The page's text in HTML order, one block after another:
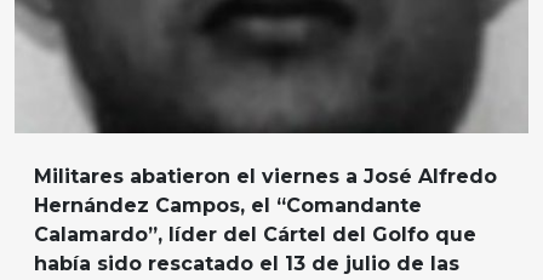
Militares abatieron el viernes a José Alfredo
Hernández Campos, el “Comandante
Calamardo”, líder del Cártel del Golfo que
había sido rescatado el 13 de julio de las